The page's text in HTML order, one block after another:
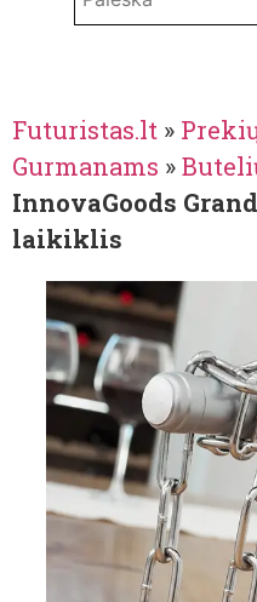
Futuristas.lt »
Gurmanams »
InnovaGoods
laikiklis